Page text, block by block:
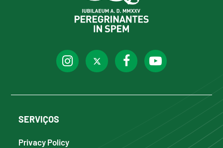
SERVIÇOS
Privacy Policy